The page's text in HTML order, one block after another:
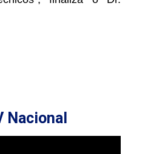
Nacional